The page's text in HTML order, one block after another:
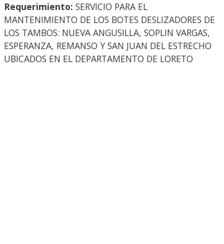
Requerimiento: SERVICIO PARA EL
MANTENIMIENTO DE LOS BOTES DESLIZADORES DE
LOS TAMBOS: NUEVA ANGUSILLA, SOPLIN VARGAS,
ESPERANZA, REMANSO Y SAN JUAN DEL ESTRECHO
UBICADOS EN EL DEPARTAMENTO DE LORETO